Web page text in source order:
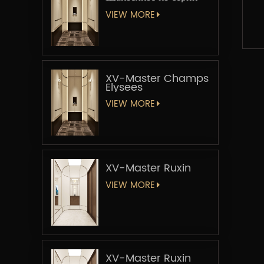
«Мастер-лифт»
VIEW MORE
XV-Master Champs
Elysees
VIEW MORE
XV-Master Ruxin
VIEW MORE
XV-Master Ruxin